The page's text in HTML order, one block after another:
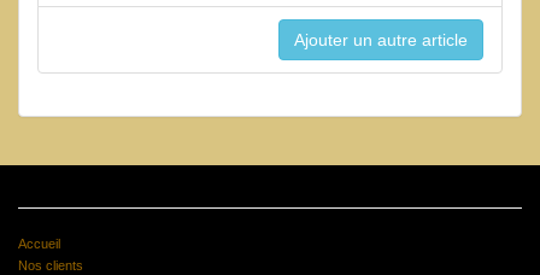
Accueil
Nos clients